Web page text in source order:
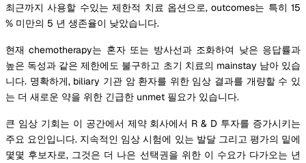
최근까지 사용할 수있는 제한적 치료 옵션으로, outcomes는 특히 15
% 미만의 5 년 생존율이 낮았습니다.
현재 chemotherapy는 혼자 또는 방사선과 조화하여 낮은 응답률과
높은 독성과 같은 제한에도 불구하고 초기 치료의 mainstay 남아 있습
니다. 명확하게, biliary 기관 암 환자를 위한 임상 결과를 개량할 수 있
는 더 새로운 약을 위한 긴급한 unmet 필요가 있습니다.
큰 임상 기회는 이 공간에서 제약 회사에서 R & D 투자를 증가시키는
주요 요인입니다. 지속적인 임상 시험에 있는 발달 그리고 평가의 밑에
몇몇 후보자로, 그것은 더 나은 선택권을 위한 이 수요가 다가오는 년